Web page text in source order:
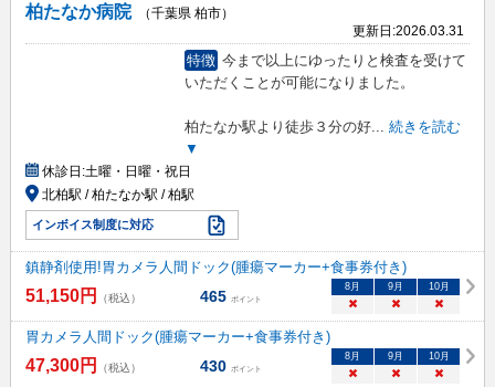
柏たなか病院
（千葉県 柏市）
更新日:2026.03.31
特徴 今まで以上にゆったりと検査を受けて
いただくことが可能になりました。
柏たなか駅より徒歩３分の好...
続きを読む
▼
休診日:土曜・日曜・祝日
北柏駅 / 柏たなか駅 / 柏駅
インボイス制度に対応
鎮静剤使用!胃カメラ人間ドック(腫瘍マーカー+食事券付き)
51,150円 （税込） 465 ポイント
8 月 9 月 10月
× × ×
胃カメラ人間ドック(腫瘍マーカー+食事券付き)
47,300円 （税込） 430 ポイント
8 月 9 月 10月
× × ×